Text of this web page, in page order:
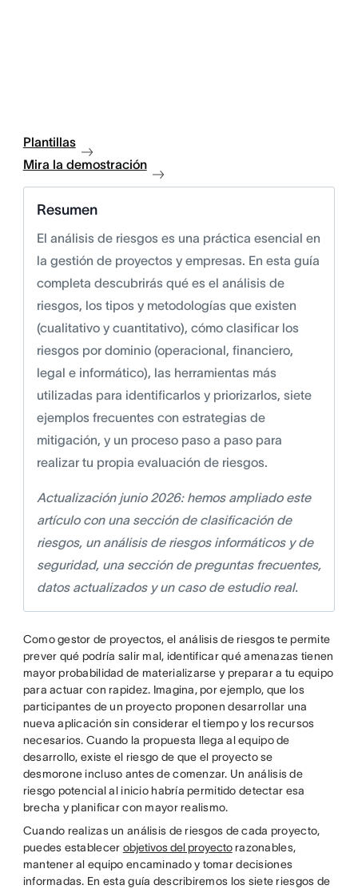
Plantillas
Mira la demostración
Resumen
El análisis de riesgos es una práctica esencial en
la gestión de proyectos y empresas. En esta guía
completa descubrirás qué es el análisis de
riesgos, los tipos y metodologías que existen
(cualitativo y cuantitativo), cómo clasificar los
riesgos por dominio (operacional, financiero,
legal e informático), las herramientas más
utilizadas para identificarlos y priorizarlos, siete
ejemplos frecuentes con estrategias de
mitigación, y un proceso paso a paso para
realizar tu propia evaluación de riesgos.
Actualización junio 2026: hemos ampliado este
artículo con una sección de clasificación de
riesgos, un análisis de riesgos informáticos y de
seguridad, una sección de preguntas frecuentes,
datos actualizados y un caso de estudio real.
Como gestor de proyectos, el análisis de riesgos te permite
prever qué podría salir mal, identificar qué amenazas tienen
mayor probabilidad de materializarse y preparar a tu equipo
para actuar con rapidez. Imagina, por ejemplo, que los
participantes de un proyecto proponen desarrollar una
nueva aplicación sin considerar el tiempo y los recursos
necesarios. Cuando la propuesta llega al equipo de
desarrollo, existe el riesgo de que el proyecto se
desmorone incluso antes de comenzar. Un análisis de
riesgo potencial al inicio habría permitido detectar esa
brecha y planificar con mayor realismo.
Cuando realizas un análisis de riesgos de cada proyecto,
puedes establecer objetivos del proyectorazonables,
mantener al equipo encaminado y tomar decisiones
informadas. En esta guía describiremos los siete riesgos de